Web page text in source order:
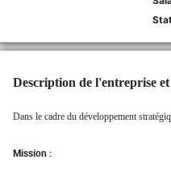
Description de l'entreprise
Dans le cadre du développement
Mission :